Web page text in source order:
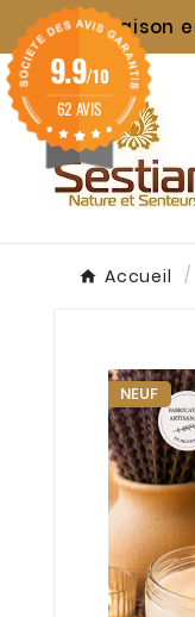
 Livraison
Accueil
NEUF
9.9/10
62 AVIS